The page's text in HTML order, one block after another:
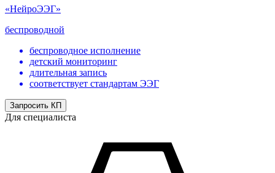
«НейроЭЭГ»
беспроводной
беспроводное исполнение
детский мониторинг
длительная запись
соответствует стандартам ЭЭГ
Запросить КП
Для специалиста